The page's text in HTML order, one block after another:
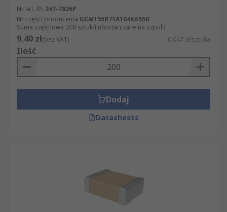
Nr art. RS 247-7826P
Nr części producenta GCM155R71A104KA55D
Suma częściowa 200 sztuk/i (dostarczane na szpuli)
9,40 zł(bez VAT) 0,047 zł/sztuka
Ilość
Dodaj
Datasheets